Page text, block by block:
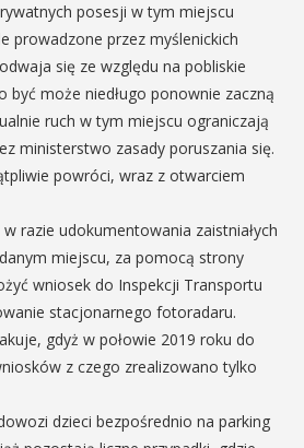
posesji w tym miejscu
prowadzone przez myślenickich
się ze względu na pobliskie
być może niedługo ponownie zaczną
ruch w tym miejscu ograniczają
ministerstwo zasady poruszania się.
powróci, wraz z otwarciem
razie udokumentowania zaistniałych
miejscu, za pomocą strony
wniosek do Inspekcji Transportu
stacjonarnego fotoradaru.
gdyż w połowie 2019 roku do
z czego zrealizowano tylko
dzieci bezpośrednio na parking